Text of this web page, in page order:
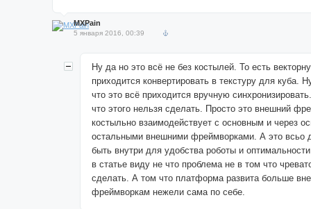
MXPain
5 января 2016, 00:39
Ну да но это всё не без костылей. То есть
приходится конвертировать в текстуру для куба.
что это всё приходится вручную
что этого нельзя сделать. Просто это внешний
костыльно взаимодействует с основным и через
остальными внешними фреймворками. А это всьо
быть внутри для удобства роботы и
в статье виду не что проблема не в том что
сделать. А том что платформа развита больше
фреймворкам нежели сама по себе.